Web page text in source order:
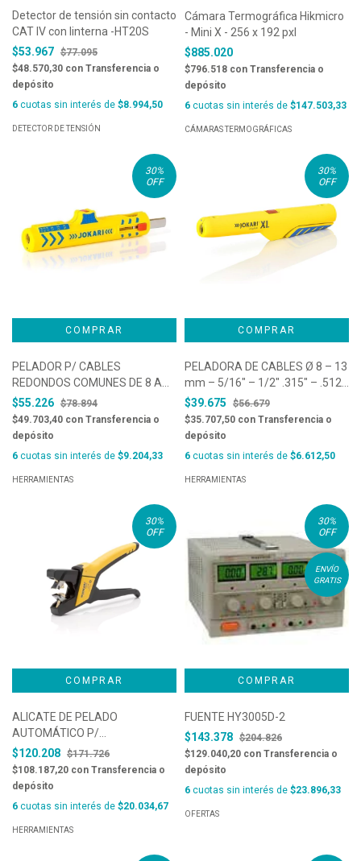
Detector de tensión sin contacto
CAT IV con linterna -HT20S
$53.967 $77.095
$48.570,30 con Transferencia o
depósito
6 cuotas sin interés de $8.994,50
DETECTOR DE TENSIÓN
Cámara Termográfica Hikmicro
- Mini X - 256 x 192 pxl
$885.020
$796.518 con Transferencia o
depósito
6 cuotas sin interés de $147.503,33
CÁMARAS TERMOGRÁFICAS
30%
OFF
PELADOR P/ CABLES
REDONDOS COMUNES DE 8 A
13 MM Ø- MARCA JOKARI, COD.
30155
$55.226 $78.894
$49.703,40 con Transferencia o
depósito
6 cuotas sin interés de $9.204,33
HERRAMIENTAS
30%
OFF
PELADORA DE CABLES Ø 8 – 13
mm – 5/16″ – 1/2″ .315″ – .512″
MARCA JOKARI, COD. 30125
$39.675
$56.679
$35.707,50 con Transferencia o
depósito
6 cuotas sin interés de $6.612,50
HERRAMIENTAS
30%
OFF
ALICATE DE PELADO
AUTOMÁTICO P/
CONDUCTORES CON
SECCIONES TRANSVERSALES
DE 6 A 16 MM2- MARCA
$120.208 $171.726
$108.187,20 con Transferencia o
depósito
6 cuotas sin interés de $20.034,67
HERRAMIENTAS
30%
OFF
ENVÍO
GRATIS
FUENTE HY3005D-2
$143.378 $204.826
$129.040,20 con Transferencia o
depósito
6 cuotas sin interés de $23.896,33
OFERTAS